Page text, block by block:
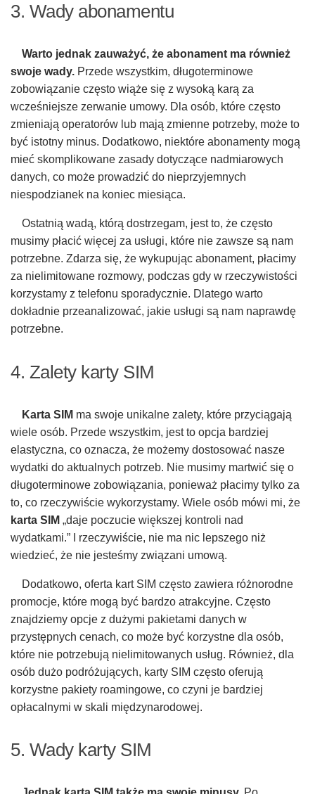
3. Wady abonamentu
Warto jednak zauważyć, że abonament ma również
swoje wady. Przede wszystkim, długoterminowe
zobowiązanie często wiąże się z wysoką karą za
wcześniejsze zerwanie umowy. Dla osób, które często
zmieniają operatorów lub mają zmienne potrzeby, może to
być istotny minus. Dodatkowo, niektóre abonamenty mogą
mieć skomplikowane zasady dotyczące nadmiarowych
danych, co może prowadzić do nieprzyjemnych
niespodzianek na koniec miesiąca.
Ostatnią wadą, którą dostrzegam, jest to, że często
musimy płacić więcej za usługi, które nie zawsze są nam
potrzebne. Zdarza się, że wykupując abonament, płacimy
za nielimitowane rozmowy, podczas gdy w rzeczywistości
korzystamy z telefonu sporadycznie. Dlatego warto
dokładnie przeanalizować, jakie usługi są nam naprawdę
potrzebne.
4. Zalety karty SIM
Karta SIM ma swoje unikalne zalety, które przyciągają
wiele osób. Przede wszystkim, jest to opcja bardziej
elastyczna, co oznacza, że możemy dostosować nasze
wydatki do aktualnych potrzeb. Nie musimy martwić się o
długoterminowe zobowiązania, ponieważ płacimy tylko za
to, co rzeczywiście wykorzystamy. Wiele osób mówi mi, że
karta SIM „daje poczucie większej kontroli nad
wydatkami.” I rzeczywiście, nie ma nic lepszego niż
wiedzieć, że nie jesteśmy związani umową.
Dodatkowo, oferta kart SIM często zawiera różnorodne
promocje, które mogą być bardzo atrakcyjne. Często
znajdziemy opcje z dużymi pakietami danych w
przystępnych cenach, co może być korzystne dla osób,
które nie potrzebują nielimitowanych usług. Również, dla
osób dużo podróżujących, karty SIM często oferują
korzystne pakiety roamingowe, co czyni je bardziej
opłacalnymi w skali międzynarodowej.
5. Wady karty SIM